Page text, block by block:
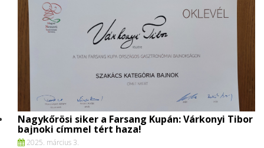
Nagykőrösi siker a Farsang Kupán: Várkonyi Tibor
bajnoki címmel tért haza!
2025. március 3.